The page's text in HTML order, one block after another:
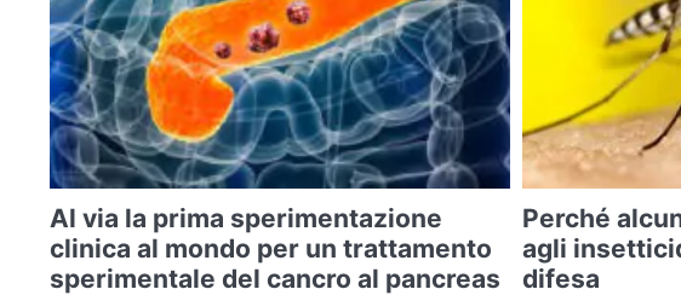
Al via la prima sperimentazione
clinica al mondo per un trattamento
sperimentale del cancro al pancreas
Perché
agli
difesa